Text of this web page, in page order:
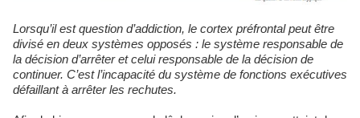
Lorsqu’il est question d’addiction, le cortex préfrontal peut être
divisé en deux systèmes opposés : le système responsable de
la décision d’arrêter et celui responsable de la décision de
continuer. C’est l’incapacité du système de fonctions exécutives
défaillant à arrêter les rechutes.